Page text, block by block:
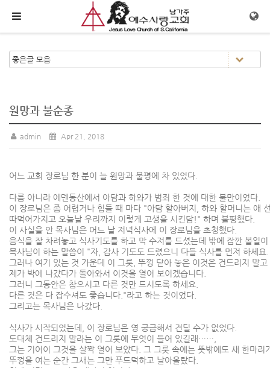
메뉴 건너뛰기
원망과 불순종
admin Apr 21, 2018
어느 교회 장로님 한 분이 늘 원망과 불평에 차 있었다.
다름 아니라 에덴동산에서 아담과 하와가 범죄 한 것에 대한 불만이었다.
이 장로님은 좀 어렵거나 힘들 때 마다 "아담 할아버지, 하와 할머니는 애
따먹어가지고 오늘날 우리까지 이렇게 고생을 시킨담!" 하며 불평했다.
이 사실을 안 목사님은 어느 날 저녁식사에 이 장로님을 초청했다.
음식을 잘 차려놓고 식사기도를 하고 막 수저를 드셨는데 밖에 잠깐 볼일
목사님이 하는 말씀이 "자, 감사 기도도 드렸으니 다들 식사를 먼저 하세요.
그러나 여기 있는 것 가운데 이 그릇, 뚜껑 닫아 놓은 이것은 건드리지 말
제가 박에 나갔다가 돌아와서 이것을 열어 보이겠습니다.
그러니 그동안은 참으시고 다른 것만 드시도록 하세요.
다른 것은 다 잡수셔도 좋습니다."라고 하는 것이었다.
그리고는 목사님은 나갔다.
식사가 시작되었는데, 이 장로님은 영 궁금해서 견딜 수가 없었다.
도대체 건드리지 말라는 이 그릇에 무엇이 들어 있길래……,
그는 기어이 그것을 살짝 열어 보았다. 그 그릇 속에는 뜻밖에도 새 한마리
뚜껑을 여는 순간 그새는 그만 푸드덕하고 날아올랐다.